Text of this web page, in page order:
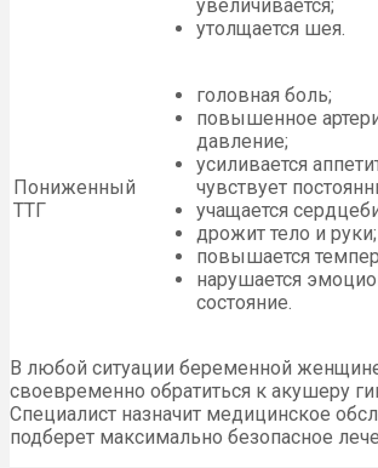
увеличивается;
утолщается шея.
Пониженный
ТТГ
головная боль;
повышенное
давление;
усиливается
чувствует
учащается
дрожит тело и руки;
повышается
нарушается
состояние.
В любой ситуации беременной
своевременно обратиться к акушеру
Специалист назначит медицинское
подберет максимально безопасное